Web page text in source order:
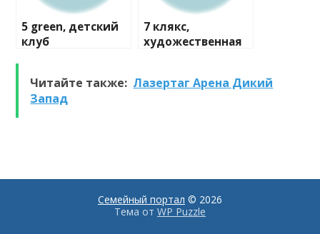
5 green, детский
клуб
7 клякс,
художественная
Читайте также: Лазертаг Арена Дикий
Запад
Семейный портал © 2026
Тема от WP Puzzle